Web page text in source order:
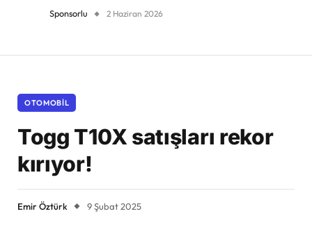
Sponsorlu 2 Haziran 2026
OTOMOBIL
Togg T10X satışları rekor
kırıyor!
Emir Öztürk 9 Şubat 2025